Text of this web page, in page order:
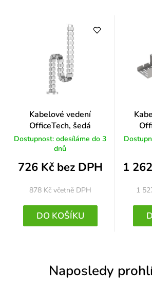
Kabelové vedení
OfficeTech, šedá
Dostupnost: odesíláme do 3
dnů
726 Kč bez DPH
878 Kč včetně DPH
DO KOŠÍKU
1
1
Naposledy